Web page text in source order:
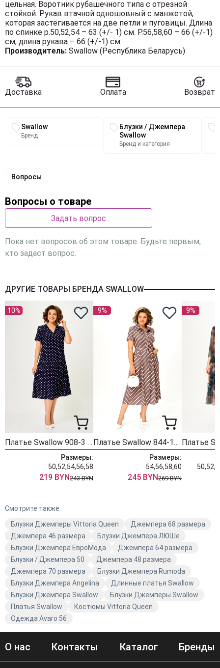
цельная. Воротник рубашечного типа с отрезной
стойкой. Рукав втачной одношовный с манжетой,
которая застёгивается на две петли и пуговицы. Длина
по спинке р.50,52,54 – 63 (+/- 1) см. Р.56,58,60 – 66 (+/-1)
см, длина рукава – 66 (+/-1) см.
№
Наименование
измерения
(примечание)
Рост (см)
Размерный код
50
Блузка
Вдоль
втачивания
стойки до
низа
Обхват груди
изделия под
112 124
Обхват талии
изделия по
линии талии
110 114 122
Обхват бёдер
Обхват
изделия по
линии бёдер
126
Ширина
спинки
втачивания
42 42 42
6 Длина рукава
точки оката
до низа
65 65 65 67
7 Обхват плеча
Обхват
рукава под
проймой
39 41
Производитель: Swallow (Республика Беларусь)
Доставка Оплата Возврат
Связанные разделы каталога
Swallow
Бренд
Блузки / Джемпера
Swallow
Бренд и категория
Вопросы
Вопросы о товаре
Задать вопрос
Пока нет вопросов об этом товаре. Будьте первым,
кто задаст вопрос.
ДРУГИЕ ТОВАРЫ БРЕНДА SWALLOW
10%
Платье Swallow 908-3 синий+горох
Размеры:
50,52,54,56,58
219 BYN243 BYN
9%
Платье Swallow 844-11 капучино+принт горох
Размеры:
54,56,58,60
245 BYN269 BYN
9%
Смотрите также:
Блузки Джемперы Vittoria Queen
Джемпера 68 размера
Джемпера 46 размера
Блузки Джемпера ЛЮШе
Блузки Джемпера ЕвроМода
Джемпера 64 размера
Блузки / Джемпера 50
Джемпера 48 размера
Джемпера 70 размера
Блузки Джемпера Rumoda
Блузки Джемпера Angelina
Длинные платья Swallow
Блузки Джемпера Swallow
Блузки Джемперы Swallow
Платья Swallow
Костюмы Vittoria Queen
Одежда Avaro 56
О нас Контакты Каталог Бренды